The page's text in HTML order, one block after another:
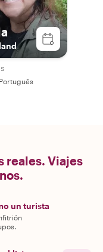
reales. Viajes
un turista